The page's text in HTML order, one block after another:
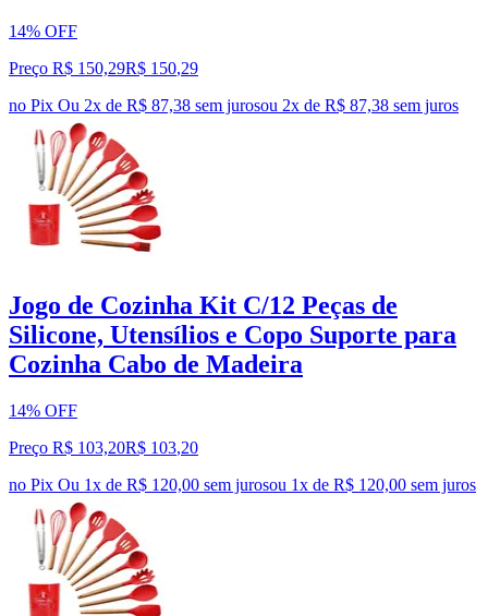
14% OFF
Preço R$ 150,29R$ 150,29
no Pix Ou 2x de R$ 87,38 sem jurosou 2x de R$ 87,38 sem juros
Jogo de Cozinha Kit C/12 Peças de
Silicone, Utensílios e Copo Suporte para
Cozinha Cabo de Madeira
14% OFF
Preço R$ 103,20R$ 103,20
no Pix Ou 1x de R$ 120,00 sem jurosou 1x de R$ 120,00 sem juros